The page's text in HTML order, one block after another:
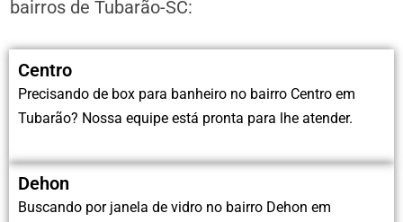
bairros de Tubarão-SC:
Centro
Precisando de box para banheiro no bairro Centro em
Tubarão? Nossa equipe está pronta para lhe atender.
Dehon
Buscando por janela de vidro no bairro Dehon em